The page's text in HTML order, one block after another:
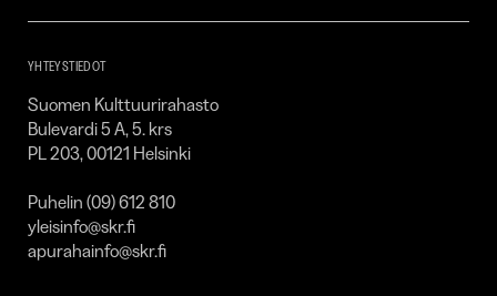
YHTEYSTIEDOT
Suomen Kulttuurirahasto
Bulevardi 5 A, 5. krs
PL 203, 00121 Helsinki
Puhelin (09) 612 810
yleisinfo@skr.fi
apurahainfo@skr.fi